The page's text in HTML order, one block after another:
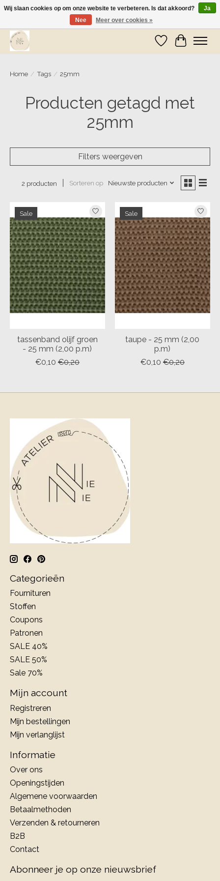
Wij zijn op vakantie! Vanaf zaterdag 9 mei worden er weer pakketjes verzonden
Verlanglijst
Home / Tags / 25mm
Producten getagd met
25mm
Filters weergeven
2 producten Sorteren op Nieuwste producten
Sale
tassenband olijf groen
- 25 mm (2,00 p.m)
€0,10 €0,20
Sale
taupe - 25 mm (2,00
p.m)
€0,10 €0,20
Categorieën
Fournituren
Stoffen
Coupons
Patronen
SALE 40%
SALE 50%
Sale 70%
Mijn account
Registreren
Mijn bestellingen
Mijn verlanglijst
Informatie
Over ons
Openingstijden
Algemene voorwaarden
Betaalmethoden
Verzenden & retourneren
B2B
Contact
Abonneer je op onze nieuwsbrief
Wij slaan cookies op om onze website te verbeteren. Is dat akkoord?
Ja
Nee
Meer over cookies »